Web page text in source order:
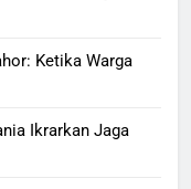
Ketika Warga
Ikrarkan Jaga